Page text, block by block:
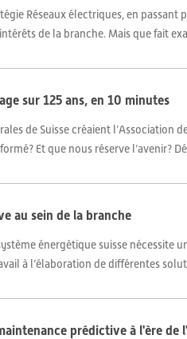
Réseaux électriques, en
de la branche. Mais que fait
sur 125 ans, en 10 minutes
de Suisse créaient
Et que nous réserve l’avenir?
au sein de la branche
énergétique suisse nécessite
à l’élaboration de différentes
prédictive à l'ère de